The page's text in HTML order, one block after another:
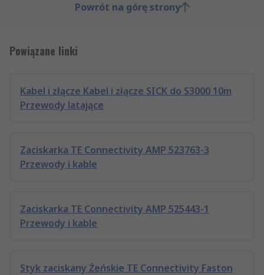
Powrót na górę strony
Powiązane linki
Kabel i złącze Kabel i złącze SICK do S3000 10m
Przewody latające
Zaciskarka TE Connectivity AMP 523763-3
Przewody i kable
Zaciskarka TE Connectivity AMP 525443-1
Przewody i kable
Styk zaciskany Żeńskie TE Connectivity Faston